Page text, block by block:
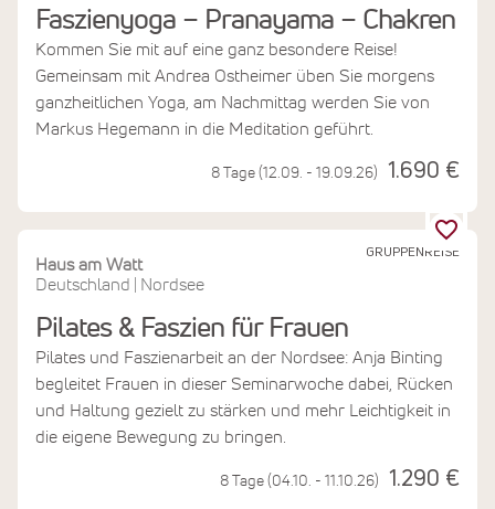
Faszienyoga – Pranayama – Chakren
Kommen Sie mit auf eine ganz besondere Reise!
Gemeinsam mit Andrea Ostheimer üben Sie morgens
ganzheitlichen Yoga, am Nachmittag werden Sie von
Markus Hegemann in die Meditation geführt.
8 Tage (12.09. - 19.09.26) 1.690 €
GRUPPENREISE
Haus am Watt
Deutschland
Nordsee
Pilates & Faszien für Frauen
Pilates und Faszienarbeit an der Nordsee: Anja Binting
begleitet Frauen in dieser Seminarwoche dabei, Rücken
und Haltung gezielt zu stärken und mehr Leichtigkeit in
die eigene Bewegung zu bringen.
8 Tage (04.10. - 11.10.26) 1.290 €